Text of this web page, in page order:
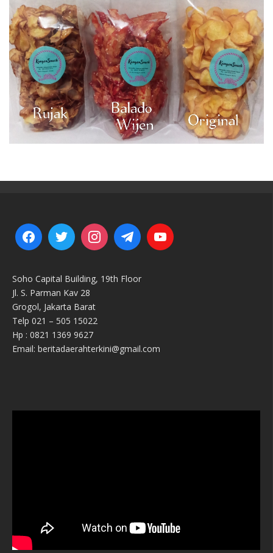
Soho Capital Building, 19th Floor
Jl. S. Parman Kav 28
Grogol, Jakarta Barat
Telp 021 – 505 15022
Hp : 0821 1369 9627
Email: beritadaerahterkini@gmail.com